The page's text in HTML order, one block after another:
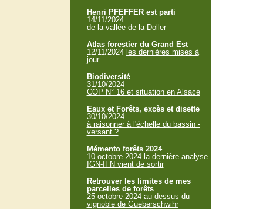
Henri PFEFFER est parti
14/11/2024
de la vallée de la Doller
Atlas forestier du Grand Est
12/11/2024 les dernières mises à
jour
Biodiversité
31/10/2024
COP N° 16 et situation en Alsace
Eaux et Forêts, excès et disette
30/10/2024
à raisonner à l'échelle du bassin -
versant ?
Mémento forêts 2024
10 octobre 2024 la dernière analyse
IGN-IFN vient de sortir
Retrouver les limites de mes
parcelles de forêts
25 octobre 2024 au dessus du
vignoble de Gueberschwihr